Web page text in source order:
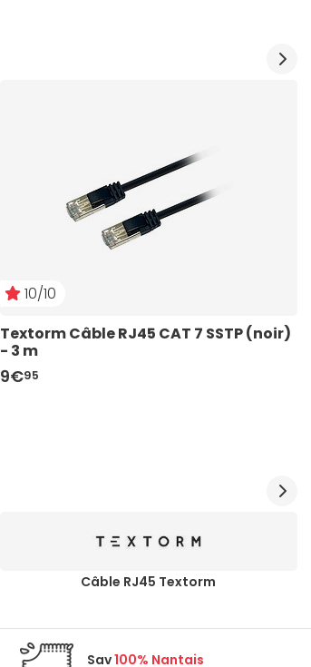
10/10
Textorm Câble RJ45 CAT 7 SSTP (noir)
- 3 m
9€95
Câble RJ45 Textorm
Sav100% Nantais